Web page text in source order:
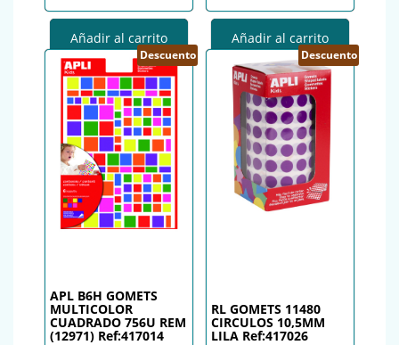
Añadir al carrito Añadir al carrito
Descuento
APL B6H GOMETS
MULTICOLOR
CUADRADO 756U REM
(12971) Ref:417014
Descuento
RL GOMETS 11480
CIRCULOS 10,5MM
LILA Ref:417026